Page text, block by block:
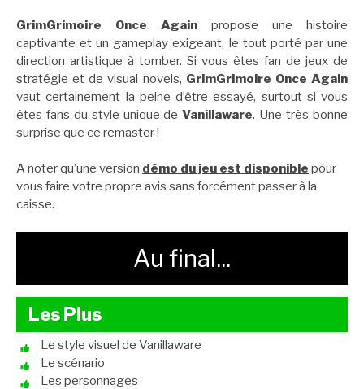
GrimGrimoire Once Again propose une histoire
captivante et un gameplay exigeant, le tout porté par une
direction artistique à tomber. Si vous êtes fan de jeux de
stratégie et de visual novels, GrimGrimoire Once Again
vaut certainement la peine d’être essayé, surtout si vous
êtes fans du style unique deVanillaware. Une très bonne
surprise que ce remaster !
A noter qu’une version démo du jeu est disponible pour
vous faire votre propre avis sans forcément passer à la
caisse.
Au final...
Les Plus
Le style visuel de Vanillaware
Le scénario
Les personnages